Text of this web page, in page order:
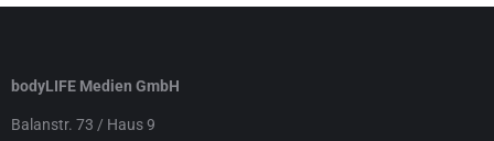
bodyLIFE Medien GmbH
Balanstr. 73 / Haus 9